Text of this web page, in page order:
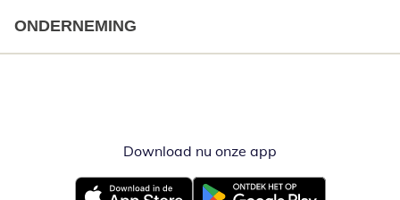
ONDERNEMING
Download nu onze app